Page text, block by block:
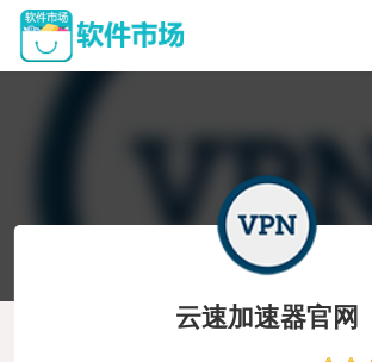
云速加速器官网